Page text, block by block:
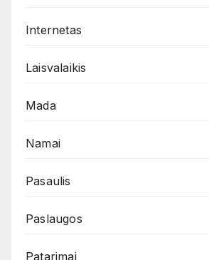
Internetas
Laisvalaikis
Mada
Namai
Pasaulis
Paslaugos
Patarimai